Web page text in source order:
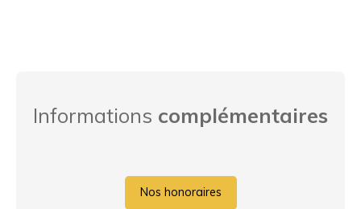
Informations complémentaires
Nos honoraires